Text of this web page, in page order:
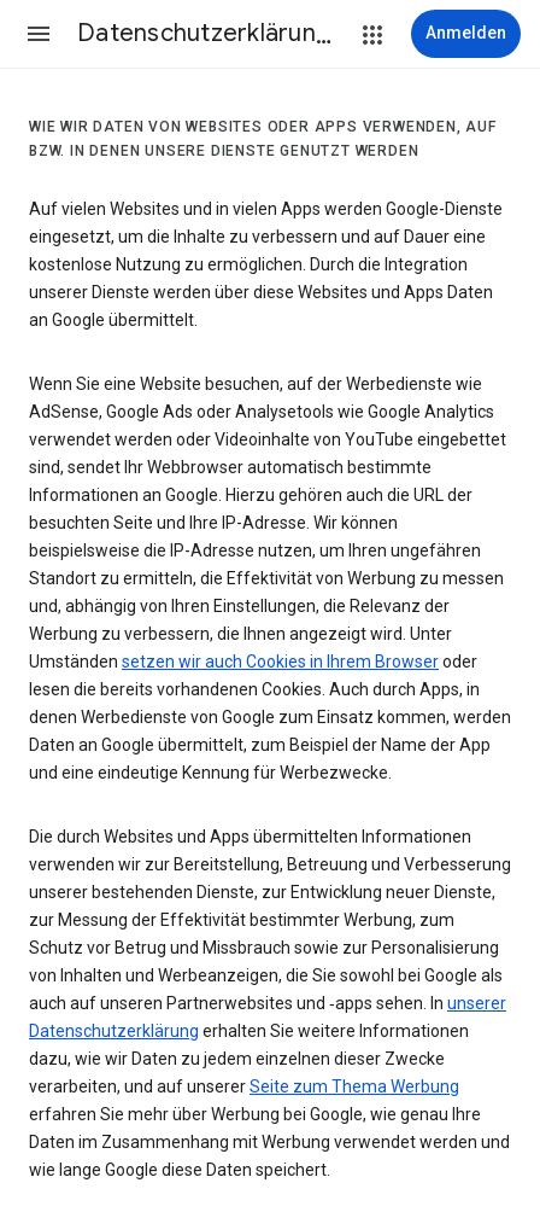
Datenschutzerklärung & Nutzungsbedingungen Anmelden
WIE WIR DATEN VON WEBSITES ODER APPS VERWENDEN, AUF
BZW. IN DENEN UNSERE DIENSTE GENUTZT WERDEN
Auf vielen Websites und in vielen Apps werden Google-Dienste
eingesetzt, um die Inhalte zu verbessern und auf Dauer eine
kostenlose Nutzung zu ermöglichen. Durch die Integration
unserer Dienste werden über diese Websites und Apps Daten
an Google übermittelt.
Wenn Sie eine Website besuchen, auf der Werbedienste wie
AdSense, Google Ads oder Analysetools wie Google Analytics
verwendet werden oder Videoinhalte von YouTube eingebettet
sind, sendet Ihr Webbrowser automatisch bestimmte
Informationen an Google. Hierzu gehören auch die URL der
besuchten Seite und Ihre IP-Adresse. Wir können
beispielsweise die IP-Adresse nutzen, um Ihren ungefähren
Standort zu ermitteln, die Effektivität von Werbung zu messen
und, abhängig von Ihren Einstellungen, die Relevanz der
Werbung zu verbessern, die Ihnen angezeigt wird. Unter
Umständen setzen wir auch Cookies in Ihrem Browseroder
lesen die bereits vorhandenen Cookies. Auch durch Apps, in
denen Werbedienste von Google zum Einsatz kommen, werden
Daten an Google übermittelt, zum Beispiel der Name der App
und eine eindeutige Kennung für Werbezwecke.
Die durch Websites und Apps übermittelten Informationen
verwenden wir zur Bereitstellung, Betreuung und Verbesserung
unserer bestehenden Dienste, zur Entwicklung neuer Dienste,
zur Messung der Effektivität bestimmter Werbung, zum
Schutz vor Betrug und Missbrauch sowie zur Personalisierung
von Inhalten und Werbeanzeigen, die Sie sowohl bei Google als
auch auf unseren Partnerwebsites und ‑apps sehen. In unserer
Datenschutzerklärung erhalten Sie weitere Informationen
dazu, wie wir Daten zu jedem einzelnen dieser Zwecke
verarbeiten, und auf unsererSeite zum Thema Werbung
erfahren Sie mehr über Werbung bei Google, wie genau Ihre
Daten im Zusammenhang mit Werbung verwendet werden und
wie lange Google diese Daten speichert.